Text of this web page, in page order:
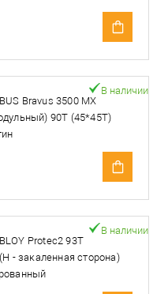
Bravus 3500 MX
90T (45*45T)
В наличии
Protec2 93T
- закаленная сторона)
В наличии